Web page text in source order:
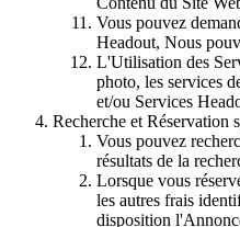
Vous pouvez
Headout, Nous
L'Utilisation des
photo, les services
et/ou Services
Recherche et Réservation
Vous pouvez
résultats de la
Lorsque vous
les autres frais
disposition